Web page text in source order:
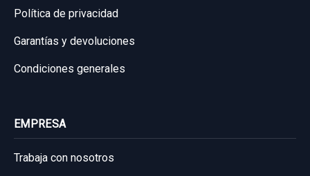
Política de privacidad
Garantías y devoluciones
Condiciones generales
EMPRESA
Trabaja con nosotros